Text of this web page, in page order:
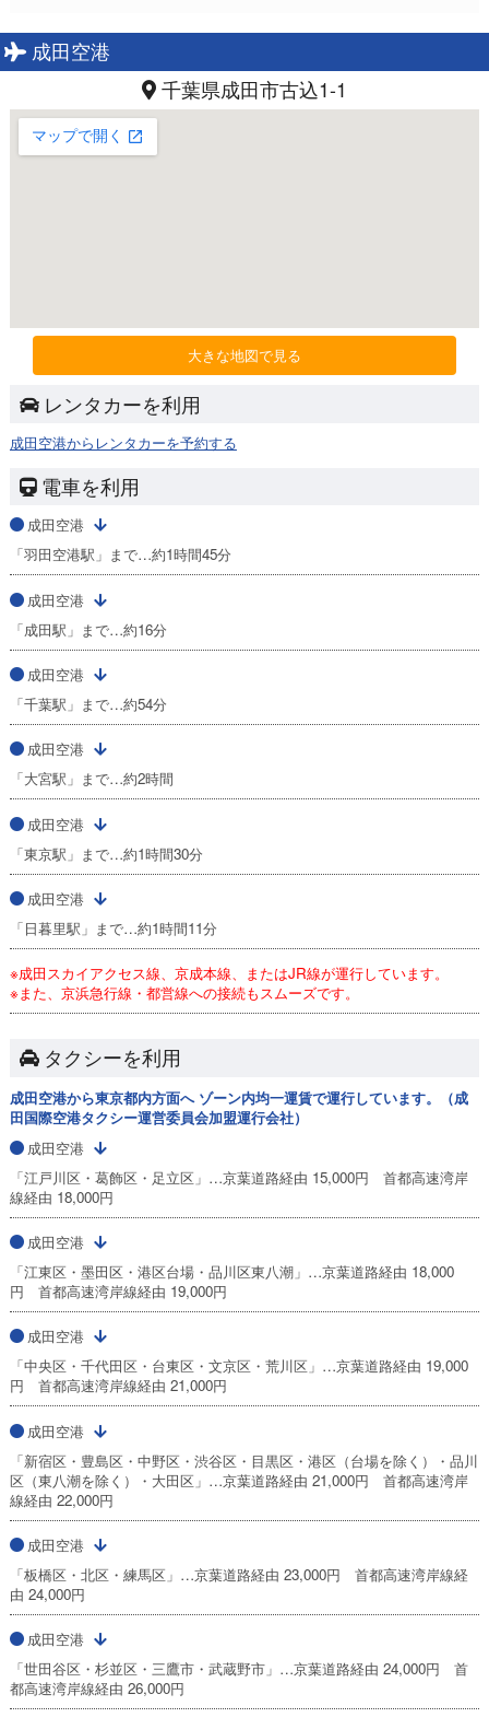
成田空港
千葉県成田市古込1-1
大きな地図で見る
レンタカーを利用
成田空港からレンタカーを予約する
電車を利用
成田空港
「羽田空港駅」まで…約1時間45分
成田空港
「成田駅」まで…約16分
成田空港
「千葉駅」まで…約54分
成田空港
「大宮駅」まで…約2時間
成田空港
「東京駅」まで…約1時間30分
成田空港
「日暮里駅」まで…約1時間11分
※成田スカイアクセス線、京成本線、またはJR線が運行しています。
※また、京浜急行線・都営線への接続もスムーズです。
タクシーを利用
成田空港から東京都内方面へ ゾーン内均一運賃で運行しています。（成
田国際空港タクシー運営委員会加盟運行会社）
成田空港
「江戸川区・葛飾区・足立区」…京葉道路経由 15,000円 首都高速湾岸
線経由 18,000円
成田空港
「江東区・墨田区・港区台場・品川区東八潮」…京葉道路経由 18,000
円 首都高速湾岸線経由 19,000円
成田空港
「中央区・千代田区・台東区・文京区・荒川区」…京葉道路経由 19,000
円 首都高速湾岸線経由 21,000円
成田空港
「新宿区・豊島区・中野区・渋谷区・目黒区・港区（台場を除く）・品川
区（東八潮を除く）・大田区」…京葉道路経由 21,000円 首都高速湾岸
線経由 22,000円
成田空港
「板橋区・北区・練馬区」…京葉道路経由 23,000円 首都高速湾岸線経
由 24,000円
成田空港
「世田谷区・杉並区・三鷹市・武蔵野市」…京葉道路経由 24,000円 首
都高速湾岸線経由 26,000円